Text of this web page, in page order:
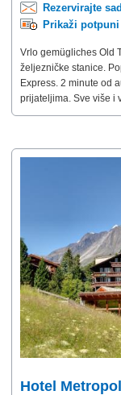
Rezervirajte
Prikaži
Vrlo gemügliches Old
željezničke stanice.
Express. 2 minute od
prijateljima. Sve više i
Hotel